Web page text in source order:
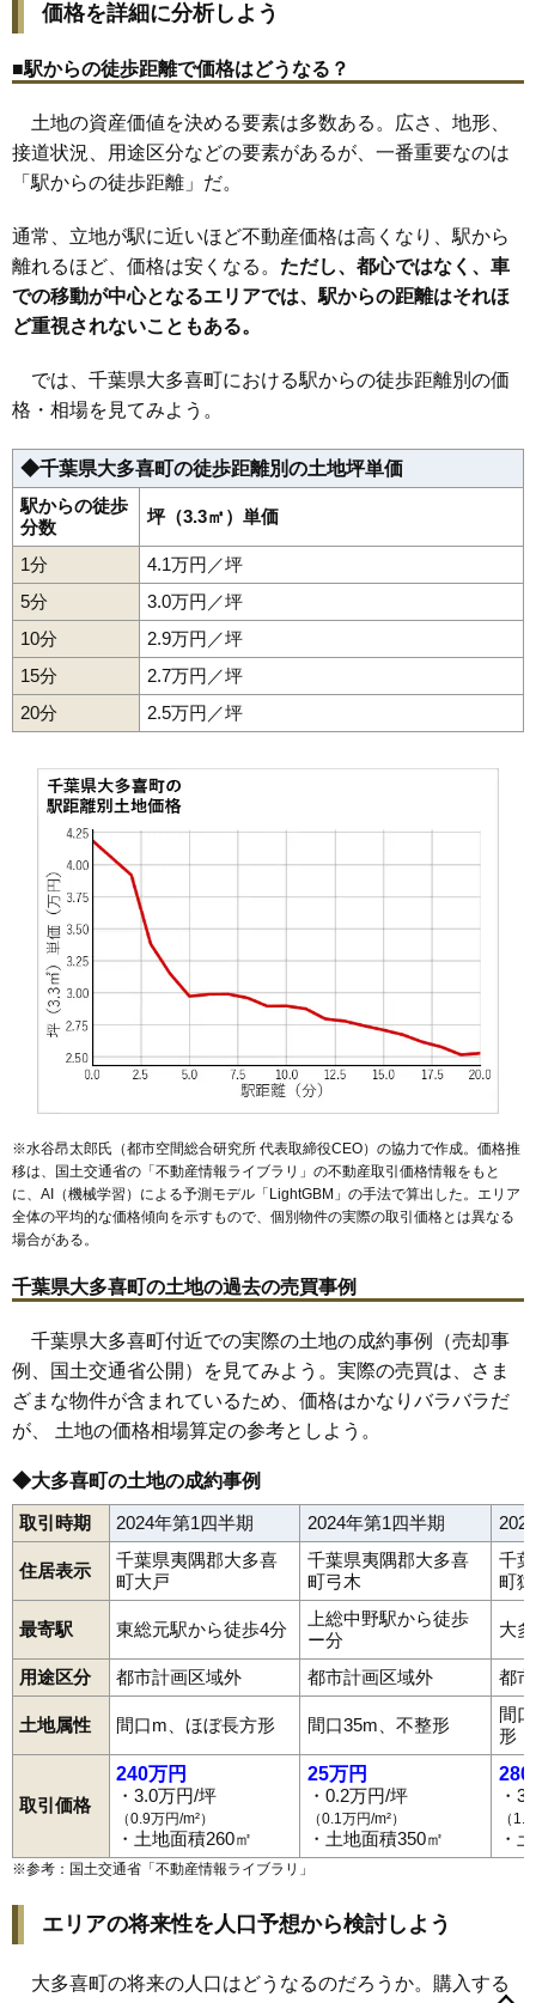
価格を詳細に分析しよう
■駅からの徒歩距離で価格はどうなる？
土地の資産価値を決める要素は多数ある。広さ、地形、
接道状況、用途区分などの要素があるが、一番重要なのは
「駅からの徒歩距離」だ。
通常、立地が駅に近いほど不動産価格は高くなり、駅から
離れるほど、価格は安くなる。 ただし、都心ではなく、車
での移動が中心となるエリアでは、駅からの距離はそれほ
ど重視されないこともある。
では、千葉県大多喜町における駅からの徒歩距離別の価
格・相場を見てみよう。
◆千葉県大多喜町の徒歩距離別の土地坪単価
駅からの徒歩
分数
坪（3.3㎡）単価
1分
4.1万円／坪
5分
3.0万円／坪
10分
2.9万円／坪
15分
2.7万円／坪
20分
2.5万円／坪
※水谷昂太郎氏（都市空間総合研究所 代表取締役CEO）の協力で作成。価格推
移は、国土交通省の「不動産情報ライブラリ 」の不動産取引価格情報をもと
に、AI（機械学習）による予測モデル「LightGBM」の手法で算出した。エリア
全体の平均的な価格傾向を示すもので、個別物件の実際の取引価格とは異なる
場合がある。
千葉県大多喜町の土地の過去の売買事例
千葉県大多喜町付近での実際の土地の成約事例（売却事
例、国土交通省公開）を見てみよう。実際の売買は、さま
ざまな物件が含まれているため、価格はかなりバラバラだ
が、 土地の価格相場算定の参考としよう。
◆大多喜町の土地の成約事例
取引時期 2024年第1四半期 2024年第1四半期
住居表示
千葉県夷隅郡大多喜
町大戸
千葉県夷隅郡大多喜
町弓木
千
町
最寄駅 東総元駅から徒歩4分
上総中野駅から徒歩
ー分
大
用途区分 都市計画区域外 都市計画区域外 都
土地属性 間口m、ほぼ長方形 間口35m、不整形
間
形
取引価格
240万円
・3.0万円/坪
（0.9万円/m²）
・土地面積260㎡
25万円
・0.2万円/坪
（0.1万円/m²）
・土地面積350㎡
280
・
（
・
※参考：国土交通省「不動産情報ライブラリ 」
エリアの将来性を人口予想から検討しよう
大多喜町の将来の人口はどうなるのだろうか。購入する